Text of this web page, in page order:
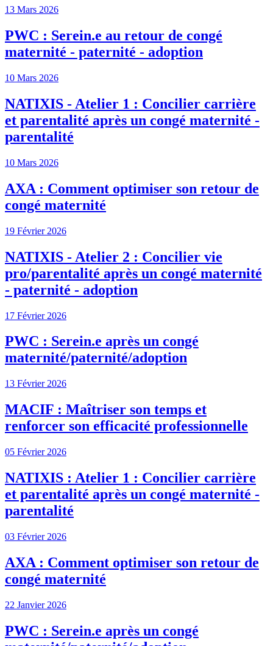
13 Mars 2026
PWC : Serein.e au retour de congé
maternité - paternité - adoption
10 Mars 2026
NATIXIS - Atelier 1 : Concilier carrière
et parentalité après un congé maternité -
parentalité
10 Mars 2026
AXA : Comment optimiser son retour de
congé maternité
19 Février 2026
NATIXIS - Atelier 2 : Concilier vie
pro/parentalité après un congé maternité
- paternité - adoption
17 Février 2026
PWC : Serein.e après un congé
maternité/paternité/adoption
13 Février 2026
MACIF : Maîtriser son temps et
renforcer son efficacité professionnelle
05 Février 2026
NATIXIS : Atelier 1 : Concilier carrière
et parentalité après un congé maternité -
parentalité
03 Février 2026
AXA : Comment optimiser son retour de
congé maternité
22 Janvier 2026
PWC : Serein.e après un congé